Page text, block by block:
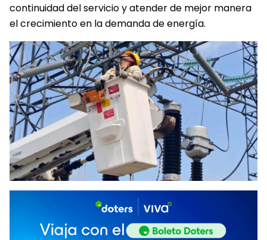
continuidad del servicio y atender de mejor manera
el crecimiento en la demanda de energía.